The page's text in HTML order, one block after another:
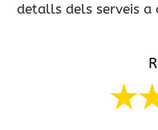
detalls dels serveis a